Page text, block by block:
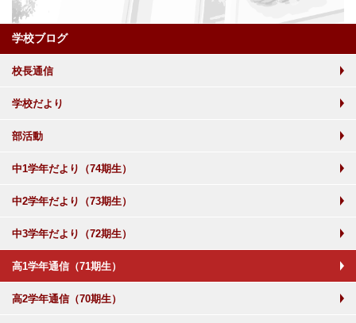
学校ブログ
校長通信
学校だより
部活動
中1学年だより（74期生）
中2学年だより（73期生）
中3学年だより（72期生）
高1学年通信（71期生）
高2学年通信（70期生）